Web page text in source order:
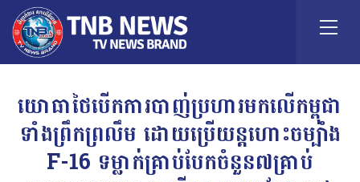
យោធាថៃបើកការបាញ់ប្រហារមកលើកម្ពុជា
ទាំងព្រឹកព្រលឹម ដោយប្រើយន្តហោះចម្បាំង
F-16 ទម្លាក់គ្រាប់បែកចំនួន៧គ្រាប់